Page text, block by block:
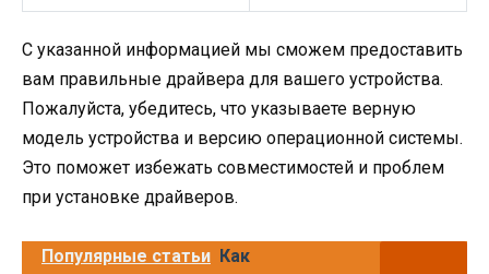
С указанной информацией мы сможем предоставить
вам правильные драйвера для вашего устройства.
Пожалуйста, убедитесь, что указываете верную
модель устройства и версию операционной системы.
Это поможет избежать совместимостей и проблем
при установке драйверов.
Популярные статьи Как